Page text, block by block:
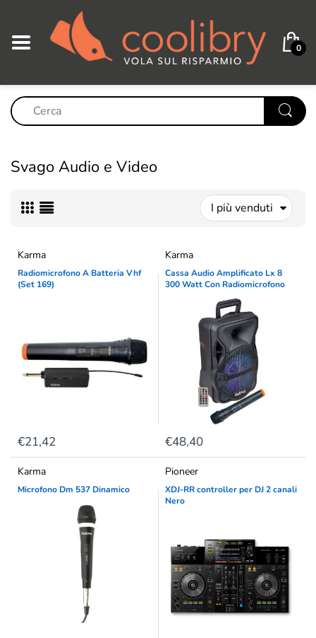
0
Svago Audio e Video
I più venduti
Karma
Radiomicrofono A Batteria Vhf
(Set 169)
€21,42
Karma
Cassa Audio Amplificato Lx 8
300 Watt Con Radiomicrofono
€48,40
Karma
Microfono Dm 537 Dinamico
Pioneer
XDJ-RR controller per DJ 2 canali
Nero